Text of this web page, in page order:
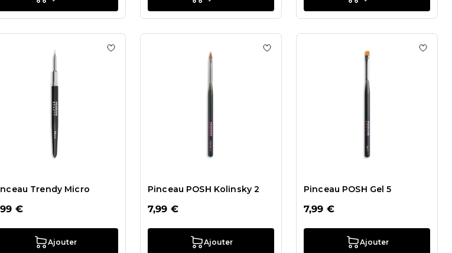
liste de souhaits Pinceau POSH Mini Oval
Trendy Micro
€
Ajouter
Ajouter à la liste de souhaits Pinceau Trendy Micro
Pinceau POSH Kolinsky 2
7,99 €
Ajouter
Ajouter à la liste de souhaits Pinceau POSH
Pinceau POSH Gel 5
7,99 €
Ajouter